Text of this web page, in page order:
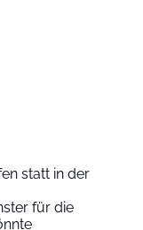
statt in der
für die